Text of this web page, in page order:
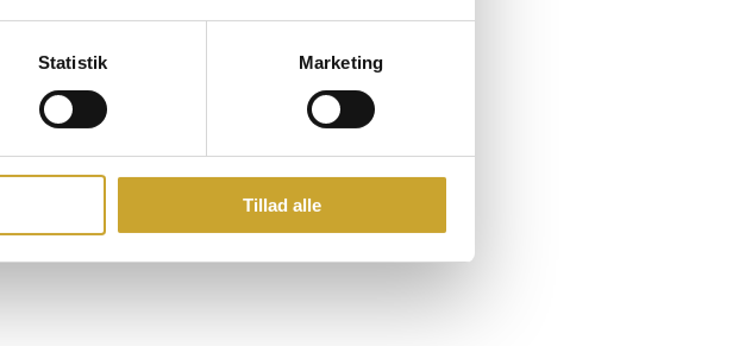
Statistik Marketing
Tillad alle